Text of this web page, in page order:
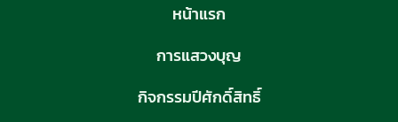
หน้าแรก
การแสวงบุญ
กิจกรรมปีศักดิ์สิทธิ์